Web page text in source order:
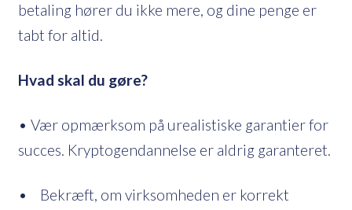
betaling hører du ikke mere, og dine penge er
tabt for altid.
Hvad skal du gøre?
• Vær opmærksom på urealistiske garantier for
succes. Kryptogendannelse er aldrig garanteret.
• Bekræft, om virksomheden er korrekt